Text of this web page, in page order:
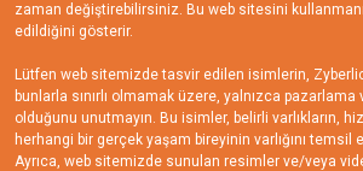
zaman değiştirebilirsiniz. Bu web sitesini
edildiğini gösterir.
Lütfen web sitemizde tasvir edilen isimlerin,
bunlarla sınırlı olmamak üzere, yalnızca
olduğunu unutmayın. Bu isimler, belirli varlıkların,
herhangi bir gerçek yaşam bireyinin varlığını
Ayrıca, web sitemizde sunulan resimler ve/veya